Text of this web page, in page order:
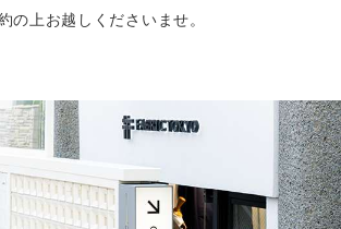
の上お越しくださいませ。